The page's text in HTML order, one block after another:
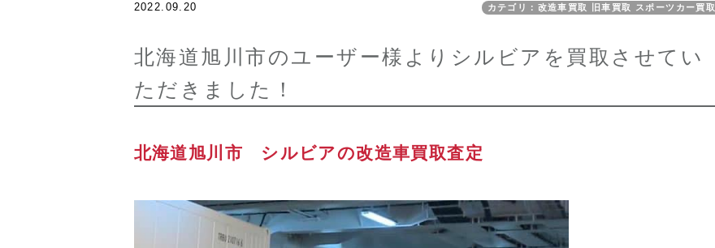
2022.09.20 カテゴリ：改造車買取 旧車買取 スポーツカー買取
北海道旭川市のユーザー様よりシルビアを買取させてい
ただきました！
北海道旭川市 シルビアの改造車買取査定